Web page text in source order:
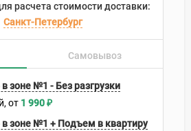
расчета стоимости доставки:
Санкт-Петербург
Самовывоз
зоне №1 - Без разгрузки
1 990₽
зоне №1 + Подъем в квартиру